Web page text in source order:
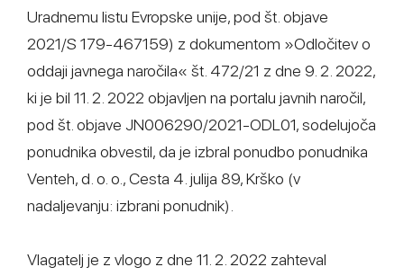
Uradnemu listu Evropske unije, pod št. objave
2021/S 179-467159) z dokumentom »Odločitev o
oddaji javnega naročila« št. 472/21 z dne 9. 2. 2022,
ki je bil 11. 2. 2022 objavljen na portalu javnih naročil,
pod št. objave JN006290/2021-ODL01, sodelujoča
ponudnika obvestil, da je izbral ponudbo ponudnika
Venteh, d. o. o., Cesta 4. julija 89, Krško (v
nadaljevanju: izbrani ponudnik).
Vlagatelj je z vlogo z dne 11. 2. 2022 zahteval